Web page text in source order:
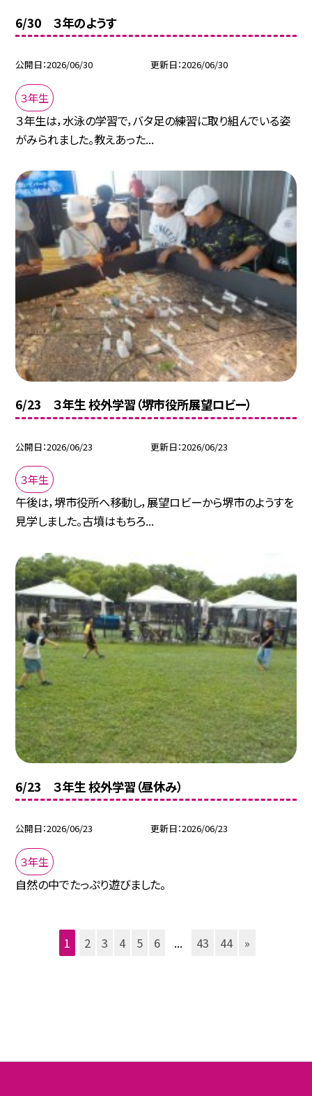
6/30 ３年のようす
公開日 2026/06/30 更新日 2026/06/30
３年生
３年生は，水泳の学習で，バタ足の練習に取り組んでいる姿
がみられました。教えあった...
6/23 ３年生 校外学習（堺市役所展望ロビー）
公開日 2026/06/23 更新日 2026/06/23
３年生
午後は，堺市役所へ移動し，展望ロビーから堺市のようすを
見学しました。古墳はもちろ...
6/23 ３年生 校外学習（昼休み）
公開日 2026/06/23 更新日 2026/06/23
３年生
自然の中でたっぷり遊びました。
1 2 3 4 5 6 ... 43 44 »